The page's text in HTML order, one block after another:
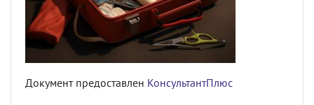
Документ предоставлен КонсультантПлюс